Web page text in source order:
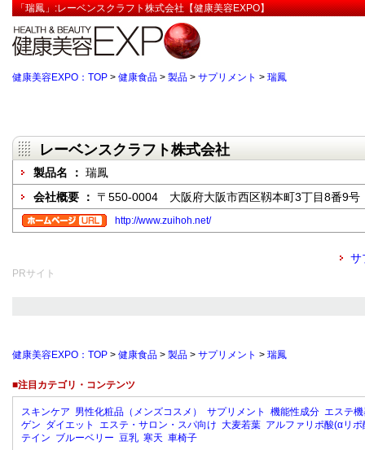
「瑞鳳」:レーベンスクラフト株式会社【健康美容EXPO】
健康美容EXPO：TOP > 健康食品 > 製品 > サプリメント > 瑞鳳
レーベンスクラフト株式会社
製品名 ： 瑞鳳
会社概要 ： 〒550-0004 大阪府大阪市西区靱本町3丁目8番9号
http://www.zuihoh.net/
サ
PRサイト
健康美容EXPO：TOP > 健康食品 > 製品 > サプリメント > 瑞鳳
■注目カテゴリ・コンテンツ
スキンケア 男性化粧品（メンズコスメ） サプリメント 機能性成分 エステ
ゲン ダイエット エステ・サロン・スパ向け 大麦若葉 アルファリポ酸(αリポ
テイン ブルーベリー 豆乳 寒天 車椅子